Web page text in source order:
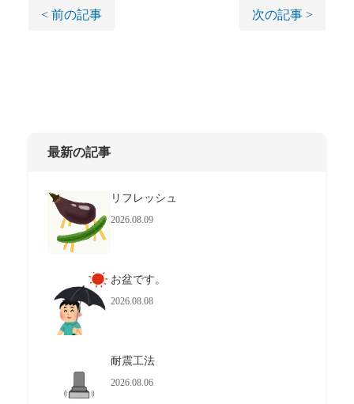
< 前の記事 次の記事 >
最新の記事
リフレッシュ
2026.08.09
お盆です。
2026.08.08
耐震工法
2026.08.06